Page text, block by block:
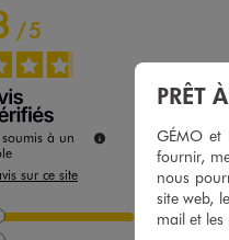
/5
à un
sur ce site
46
PRÊT
GÉMO et
fournir,
nous
site web,
mail et les